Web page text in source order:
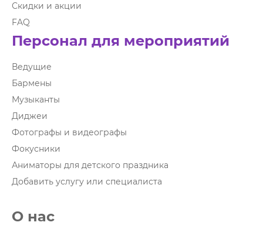
Скидки и акции
FAQ
Персонал для мероприятий
Ведущие
Бармены
Музыканты
Диджеи
Фотографы и видеографы
Фокусники
Аниматоры для детского праздника
Добавить услугу или специалиста
О нас